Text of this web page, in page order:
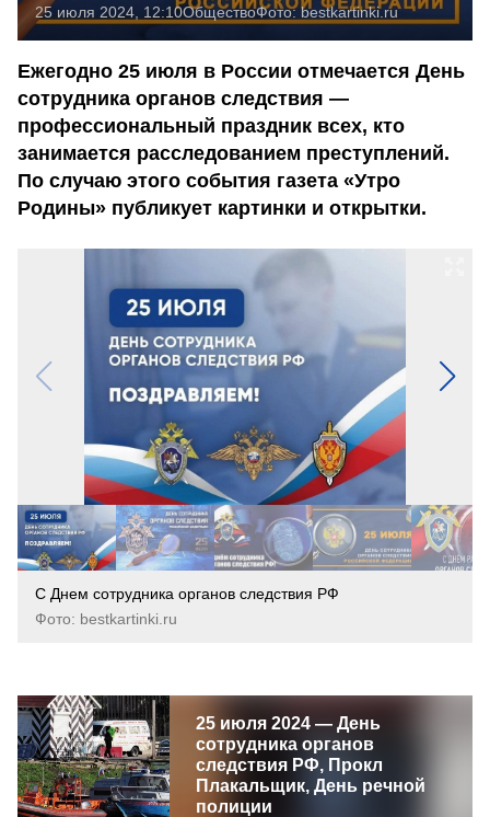
25 июля 2024, 12:10ОбществоФото:bestkartinki.ru
Ежегодно 25 июля в России отмечается День
сотрудника органов следствия —
профессиональный праздник всех, кто
занимается расследованием преступлений.
По случаю этого события газета «Утро
Родины» публикует картинки и открытки.
С Днем сотрудника органов следствия РФ
Фото: bestkartinki.ru
25 июля 2024 — День
сотрудника органов
следствия РФ, Прокл
Плакальщик, День речной
полиции